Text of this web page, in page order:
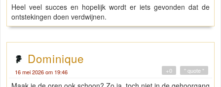
Heel veel succes en hopelijk wordt er iets gevonden dat de
ontstekingen doen verdwijnen.
Dominique
16 mei 2026 om 19:46 " quote "
+0